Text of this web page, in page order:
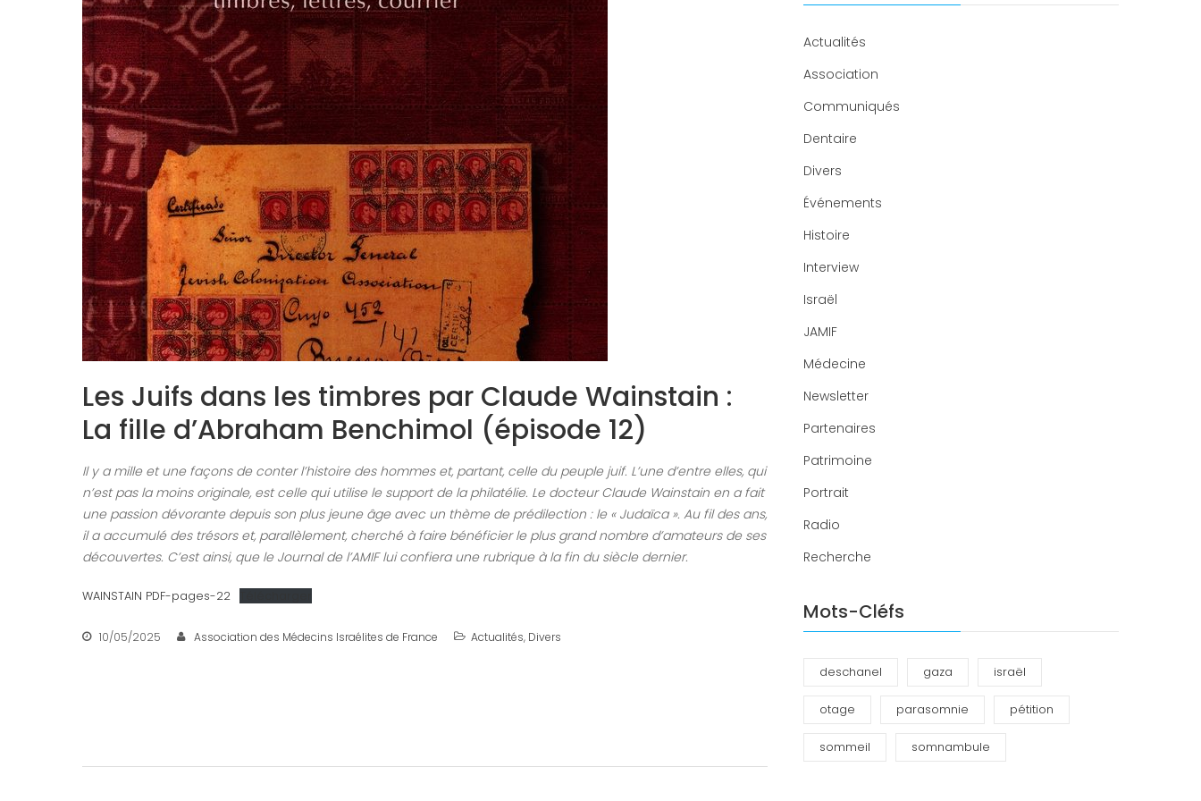
Congrès 2020
Les Juifs dans les timbres par Claude Wainstain :
La fille d’Abraham Benchimol (épisode 12)
Il y a mille et une façons de conter l’histoire des hommes et, partant, celle du peuple juif. L’une d’entre elles, qui
n’est pas la moins originale, est celle qui utilise le support de la philatélie. Le docteur Claude Wainstain en a fait
une passion dévorante depuis son plus jeune âge avec un thème de prédilection : le « Judaïca ». Au fil des ans,
il a accumulé des trésors et, parallèlement, cherché à faire bénéficier le plus grand nombre d’amateurs de ses
découvertes. C’est ainsi, que le Journal de l’AMIF lui confiera une rubrique à la fin du siècle dernier.
WAINSTAIN PDF-pages-22
10/05/2025 Association des Médecins Israélites de France Actualités, Divers
Actualités
Association
Communiqués
Dentaire
Divers
Événements
Histoire
Interview
Israël
JAMIF
Médecine
Newsletter
Partenaires
Patrimoine
Portrait
Radio
Recherche
Mots-Cléfs
deschanel gaza israël
otage parasomnie pétition
sommeil somnambule